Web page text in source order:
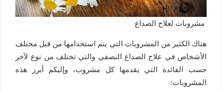
مشروبات لعلاج الصداع
هناك الكثير من المشروبات التي يتم استخدامها من قبل مختلف
الأشخاص في علاج الصداع النصفي والتي تختلف من نوع لآخر
حسب الفائدة التي يقدمها كل مشروب، وإليكم أبرز هذه
المشروبات: